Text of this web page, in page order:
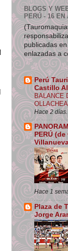
BLOGS Y
PERÚ - 16 EN
publicadas
enlazadas a
Perú
Castillo
BALANCE
Hace 2 días.
PERÚ
Hace 1
Plaza de
Jorge